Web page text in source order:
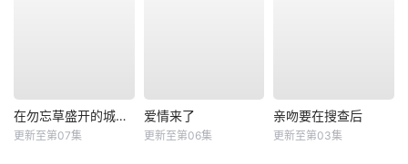
在勿忘草盛开的城镇 ～安昙野诊疗记～
更新至第07集
爱情来了
更新至第06集
亲吻要在搜查后
更新至第03集